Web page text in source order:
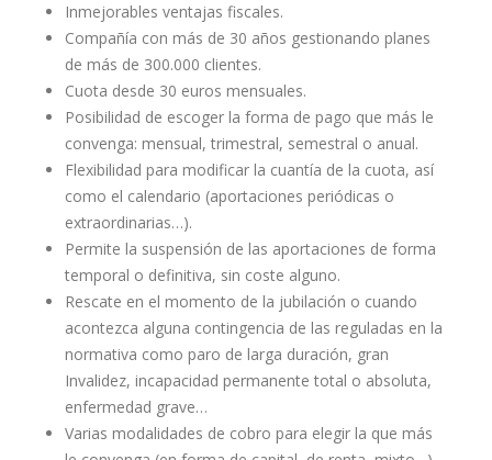
Inmejorables ventajas fiscales.
Compañía con más de 30 años gestionando planes
de más de 300.000 clientes.
Cuota desde 30 euros mensuales.
Posibilidad de escoger la forma de pago que más le
convenga: mensual, trimestral, semestral o anual.
Flexibilidad para modificar la cuantía de la cuota, así
como el calendario (aportaciones periódicas o
extraordinarias…).
Permite la suspensión de las aportaciones de forma
temporal o definitiva, sin coste alguno.
Rescate en el momento de la jubilación o cuando
acontezca alguna contingencia de las reguladas en la
normativa como paro de larga duración, gran
Invalidez, incapacidad permanente total o absoluta,
enfermedad grave…
Varias modalidades de cobro para elegir la que más